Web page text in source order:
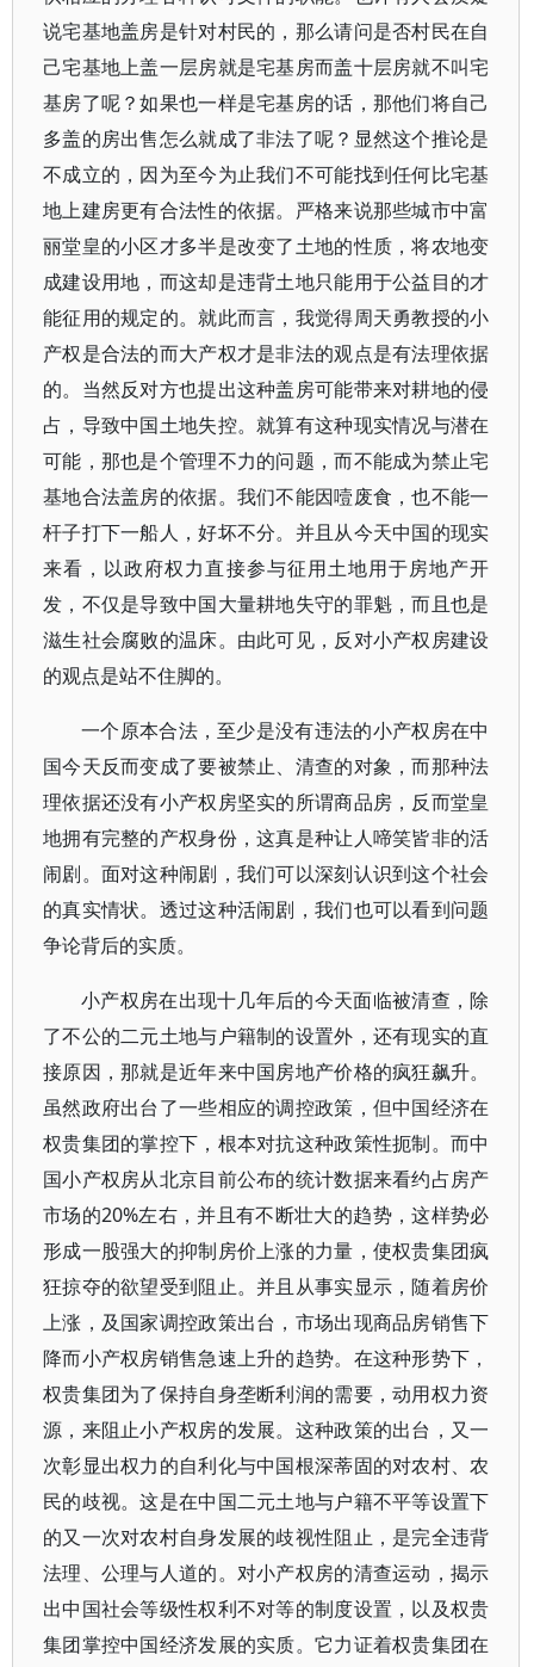
说宅基地盖房是针对村民的，那么请问是否村民在自
己宅基地上盖一层房就是宅基房而盖十层房就不叫宅
基房了呢？如果也一样是宅基房的话，那他们将自己
多盖的房出售怎么就成了非法了呢？显然这个推论是
不成立的，因为至今为止我们不可能找到任何比宅基
地上建房更有合法性的依据。严格来说那些城市中富
丽堂皇的小区才多半是改变了土地的性质，将农地变
成建设用地，而这却是违背土地只能用于公益目的才
能征用的规定的。就此而言，我觉得周天勇教授的小
产权是合法的而大产权才是非法的观点是有法理依据
的。当然反对方也提出这种盖房可能带来对耕地的侵
占，导致中国土地失控。就算有这种现实情况与潜在
可能，那也是个管理不力的问题，而不能成为禁止宅
基地合法盖房的依据。我们不能因噎废食，也不能一
杆子打下一船人，好坏不分。并且从今天中国的现实
来看，以政府权力直接参与征用土地用于房地产开
发，不仅是导致中国大量耕地失守的罪魁，而且也是
滋生社会腐败的温床。由此可见，反对小产权房建设
的观点是站不住脚的。
一个原本合法，至少是没有违法的小产权房在中
国今天反而变成了要被禁止、清查的对象，而那种法
理依据还没有小产权房坚实的所谓商品房，反而堂皇
地拥有完整的产权身份，这真是种让人啼笑皆非的活
闹剧。面对这种闹剧，我们可以深刻认识到这个社会
的真实情状。透过这种活闹剧，我们也可以看到问题
争论背后的实质。
小产权房在出现十几年后的今天面临被清查，除
了不公的二元土地与户籍制的设置外，还有现实的直
接原因，那就是近年来中国房地产价格的疯狂飙升。
虽然政府出台了一些相应的调控政策，但中国经济在
权贵集团的掌控下，根本对抗这种政策性扼制。而中
国小产权房从北京目前公布的统计数据来看约占房产
市场的20%左右，并且有不断壮大的趋势，这样势必
形成一股强大的抑制房价上涨的力量，使权贵集团疯
狂掠夺的欲望受到阻止。并且从事实显示，随着房价
上涨，及国家调控政策出台，市场出现商品房销售下
降而小产权房销售急速上升的趋势。在这种形势下，
权贵集团为了保持自身垄断利润的需要，动用权力资
源，来阻止小产权房的发展。这种政策的出台，又一
次彰显出权力的自利化与中国根深蒂固的对农村、农
民的歧视。这是在中国二元土地与户籍不平等设置下
的又一次对农村自身发展的歧视性阻止，是完全违背
法理、公理与人道的。对小产权房的清查运动，揭示
出中国社会等级性权利不对等的制度设置，以及权贵
集团掌控中国经济发展的实质。它力证着权贵集团在